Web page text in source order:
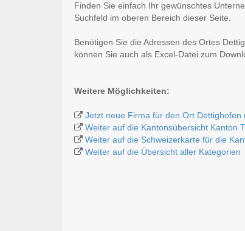
Finden Sie einfach Ihr gewünschtes
Suchfeld im oberen Bereich dieser Seite.
Benötigen Sie die Adressen des Ortes
können Sie auch als Excel-Datei zum
Weitere Möglichkeiten:
Jetzt neue Firma für den Ort Dettighofen
Weiter auf die Kantonsübersicht Kanton
Weiter auf die Schweizerkarte für die
Weiter auf die Übersicht aller Kategorien